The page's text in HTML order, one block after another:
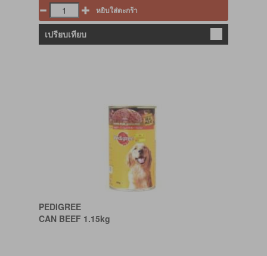
หยิบใส่ตะกร้า
เปรียบเทียบ
PEDIGREE
CAN BEEF 1.15kg